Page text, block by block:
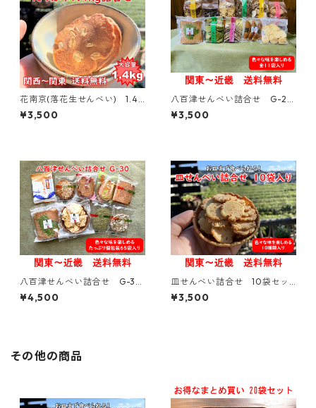
花南京(落花生せんべい) 1.4k
g詰合せ 【大容量】【お得】
¥3,500
八百津せんべい詰合せ G-20
【贈答用・ギフトにおすす
め】【熨斗対応可能】
¥3,500
八百津せんべい詰合せ G-30
【贈答用・ギフトにおすす
め】【熨斗対応可能】
¥4,500
皿せんべい詰合せ 10袋セッ
ト【贈答用・ギフトにおすす
め】【熨斗対応可能】
¥3,500
その他の商品